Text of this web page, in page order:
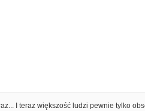
I teraz większość ludzi pewnie tylko